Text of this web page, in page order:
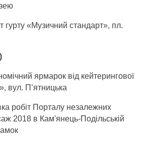
гурту «Музичний стандарт», пл.
ярмарок від кейтерингової
вул. П’ятницька
робіт Порталу незалежних
2018 в Кам'янець-Подільській